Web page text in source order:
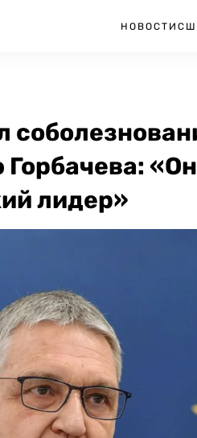
НОВОСТИ
лидер»